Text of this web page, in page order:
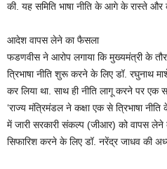
की. यह समिति भाषा नीति के आगे के रास्ते और
आदेश वापस लेने का फैसला
फडणवीस ने आरोप लगाया कि मुख्यमंत्री के
त्रिभाषा नीति शुरू करने के लिए डॉ. रघुनाथ
कर लिया था. साथ ही नीति लागू करने पर एक
‘राज्य मंत्रिमंडल ने कक्षा एक से त्रिभाषा
में जारी सरकारी संकल्प (जीआर) को वापस
सिफारिश करने के लिए डॉ. नरेंद्र जाधव की